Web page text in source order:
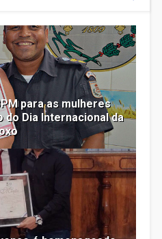
para as mulheres
Dia Internacional da